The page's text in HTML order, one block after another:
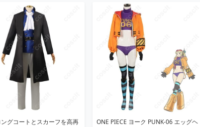
グコートとスカーフを高再
ONE PIECE ヨーク PUNK-06 エッグヘ